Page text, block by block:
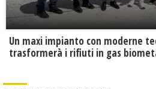
Un maxi impianto con moderne
trasformerà i rifiuti in gas